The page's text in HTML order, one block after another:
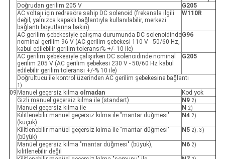
Doğrudan gerilim 205 V
G205
AC voltajı için redresöre sahip DC solenoid (frekansla ilgili
değil; yalnızca kapaklı bağlantıyla kullanılabilir, merkezi
bağlantı boyutlarına bakın)
W110R
AC gerilim şebekesiyle çalışma durumunda DC solenoidinde
nominal gerilim 96 V (AC gerilim şebekesi 110 V - 50/60 Hz,
kabul edilebilir gerilim toleransı% +/- 10 ile)
G96
AC gerilim şebekesiyle çalışırken DC solenoidinde nominal
gerilim 205 V (AC gerilim şebekesi 230 V - 50/60 Hz kabul
edilebilir gerilim toleransı +/-% 10 ile)
G205
Doğrultucu ile kontrol üzerinden AC gerilim şebekesine bağlantı
1)
09 Manuel geçersiz kılma olmadan
Kod yok
Gizli manuel geçersiz kılma ile (standart)
N9 2)
Manuel geçersiz kılma ile N 2)
Kilitlenebilir manüel geçersiz kılma ile "mantar düğmesi"
(küçük)
N4 2)
Kilitlenebilir manüel geçersiz kılma ile "mantar düğmesi"
(büyük)
N5 2); 3)
Manüel geçersiz kılma "mantar düğmesi" (büyük),
kilitlenebilir değil
N6 2)